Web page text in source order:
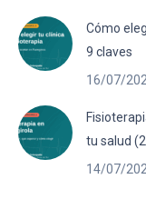
Cómo
9 claves
16/07/
tu salud
14/07/